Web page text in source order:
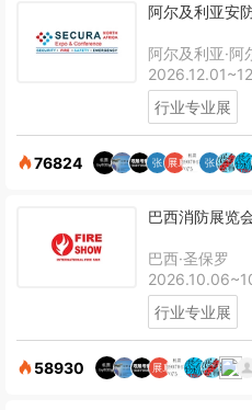
阿尔及利亚安
阿尔及利亚·阿
行业专业展
76824
巴西消防展览
巴西·圣保罗
行业专业展
58930